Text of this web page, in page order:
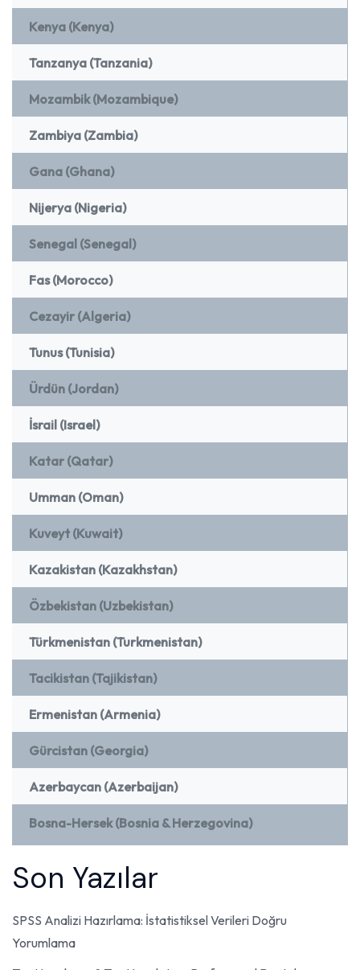
Kenya (Kenya)
Tanzanya (Tanzania)
Mozambik (Mozambique)
Zambiya (Zambia)
Gana (Ghana)
Nijerya (Nigeria)
Senegal (Senegal)
Fas (Morocco)
Cezayir (Algeria)
Tunus (Tunisia)
Ürdün (Jordan)
İsrail (Israel)
Katar (Qatar)
Umman (Oman)
Kuveyt (Kuwait)
Kazakistan (Kazakhstan)
Özbekistan (Uzbekistan)
Türkmenistan (Turkmenistan)
Tacikistan (Tajikistan)
Ermenistan (Armenia)
Gürcistan (Georgia)
Azerbaycan (Azerbaijan)
Bosna-Hersek (Bosnia & Herzegovina)
Son Yazılar
SPSS Analizi Hazırlama: İstatistiksel Verileri Doğru
Yorumlama